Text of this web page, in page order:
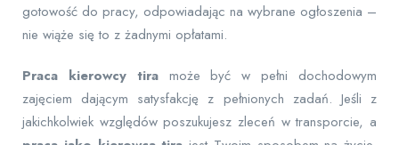
gotowość do pracy, odpowiadając na wybrane ogłoszenia –
nie wiąże się to z żadnymi opłatami.
Praca kierowcy tira może być w pełni dochodowym
zajęciem dającym satysfakcję z pełnionych zadań. Jeśli z
jakichkolwiek względów poszukujesz zleceń w transporcie, a